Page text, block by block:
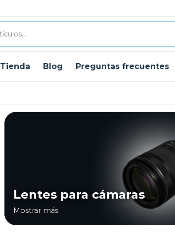
Tienda Blog Preguntas frecuentes
Lentes para cámaras
Mostrar más